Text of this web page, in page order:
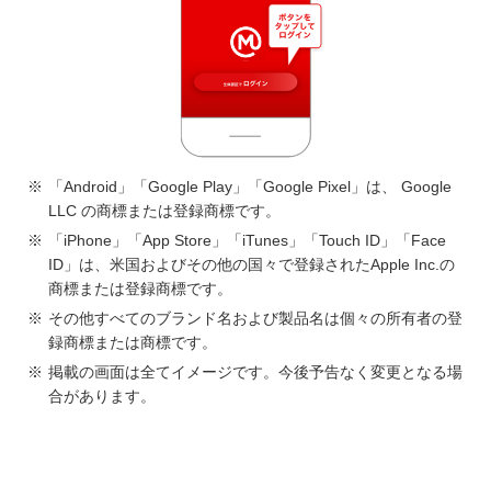
「Android」「Google Play」「Google Pixel」は、 Google
LLC の商標または登録商標です。
「iPhone」「App Store」「iTunes」「Touch ID」「Face
ID」は、米国およびその他の国々で登録されたApple Inc.の
商標または登録商標です。
その他すべてのブランド名および製品名は個々の所有者の登
録商標または商標です。
掲載の画面は全てイメージです。今後予告なく変更となる場
合があります。